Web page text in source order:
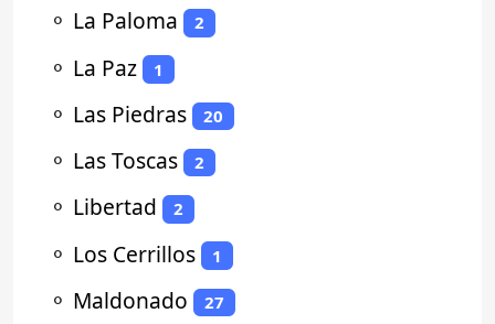
⚬ La Paloma 2
⚬ La Paz 1
⚬ Las Piedras 20
⚬ Las Toscas 2
⚬ Libertad 2
⚬ Los Cerrillos 1
⚬ Maldonado 27